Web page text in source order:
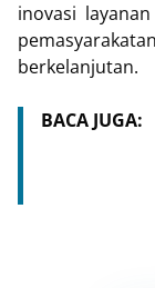
inovasi
berkelanjutan.
BACA JUGA: